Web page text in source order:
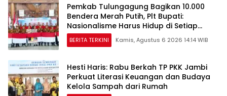
Pemkab Tulungagung Bagikan 10.000
Bendera Merah Putih, Plt Bupati:
Nasionalisme Harus Hidup di Setiap
Rumah
BERITA TERKINI Kamis, Agustus 6 2026 14:14 WIB
Hesti Haris: Rabu Berkah TP PKK Jambi
Perkuat Literasi Keuangan dan Budaya
Kelola Sampah dari Rumah